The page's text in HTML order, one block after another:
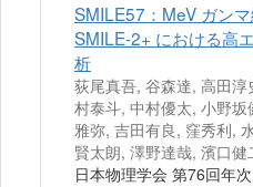
SMILE57：MeV ガン
SMILE-2+ における高
析
荻尾真吾, 谷森達, 高田
村泰斗, 中村優太, 小野
雅弥, 吉田有良, 窪秀利,
賢太朗, 澤野達哉, 濱口健
日本物理学会 第76回年